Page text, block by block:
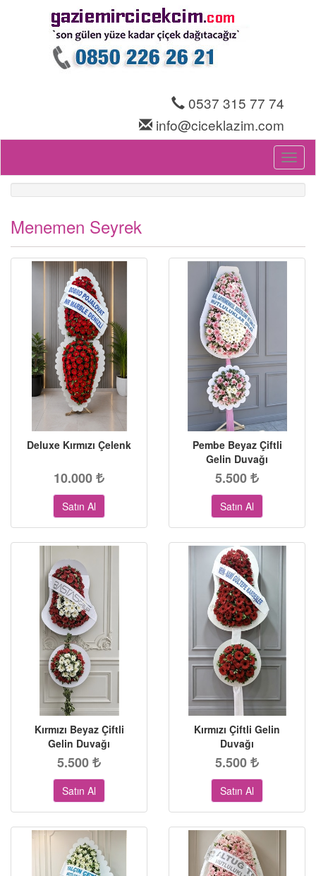
0537 315 77 74
info@ciceklazim.com
Menemen Seyrek
Deluxe Kırmızı Çelenk
10.000
Satın Al
Pembe Beyaz Çiftli
Gelin Duvağı
5.500
Satın Al
Kırmızı Beyaz Çiftli
Gelin Duvağı
5.500
Satın Al
Kırmızı Çiftli Gelin
Duvağı
5.500
Satın Al